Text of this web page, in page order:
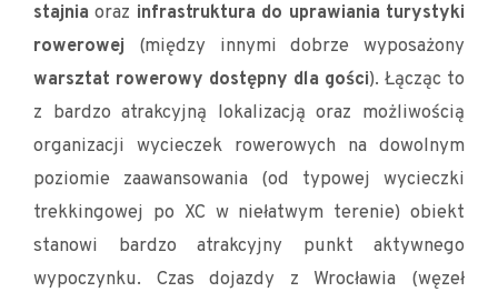
stajnia oraz infrastruktura do uprawiania turystyki
rowerowej (między innymi dobrze wyposażony
warsztat rowerowy dostępny dla gości). Łącząc to
z bardzo atrakcyjną lokalizacją oraz możliwością
organizacji wycieczek rowerowych na dowolnym
poziomie zaawansowania (od typowej wycieczki
trekkingowej po XC w niełatwym terenie) obiekt
stanowi bardzo atrakcyjny punkt aktywnego
wypoczynku. Czas dojazdy z Wrocławia (węzeł